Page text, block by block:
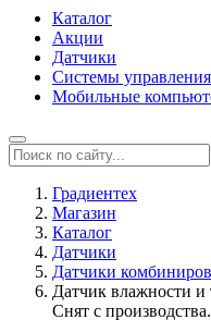
Каталог
Акции
Датчики
Системы управления
Мобильные
Градиентех
Магазин
Каталог
Датчики
Датчики
Датчик влажности
Снят с